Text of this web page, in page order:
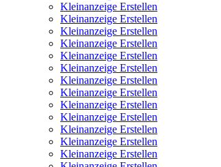
Kleinanzeige Erstellen
Kleinanzeige Erstellen
Kleinanzeige Erstellen
Kleinanzeige Erstellen
Kleinanzeige Erstellen
Kleinanzeige Erstellen
Kleinanzeige Erstellen
Kleinanzeige Erstellen
Kleinanzeige Erstellen
Kleinanzeige Erstellen
Kleinanzeige Erstellen
Kleinanzeige Erstellen
Kleinanzeige Erstellen